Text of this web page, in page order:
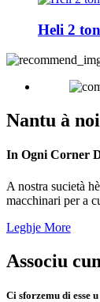
Heli 2
Nantu à noi
In Ogni Corner
A nostra sucietà
macchinari per a
Leghje More
Associu
Ci sforzemu di esse